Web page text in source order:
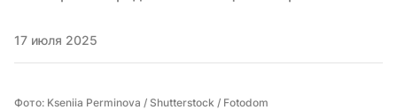
17 июля 2025
Фото: Kseniia Perminova / Shutterstock / Fotodom